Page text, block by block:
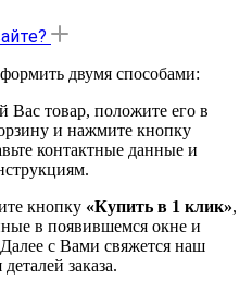
двумя способами:
товар, положите его в
и нажмите кнопку
контактные данные и
кнопку «Купить в 1 клик»,
в появившемся окне и
с Вами свяжется наш
заказа.